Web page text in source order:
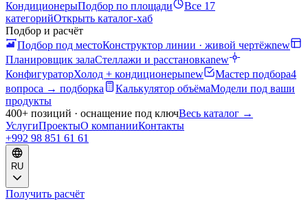
КондиционерыПодбор по площади
Все 17
категорийОткрыть каталог-хаб
Подбор и расчёт
Подбор под местоКонструктор линии · живой чертёжnew
Планировщик залаСтеллажи и расстановкаnew
КонфигураторХолод + кондиционерыnew Мастер подбора4
вопроса → подборка
Калькулятор объёмаМодели под ваши
продукты
400+ позиций · оснащение под ключВесь каталог →
УслугиПроектыО компанииКонтакты
+992 98 851 61 61
RU
Получить расчёт